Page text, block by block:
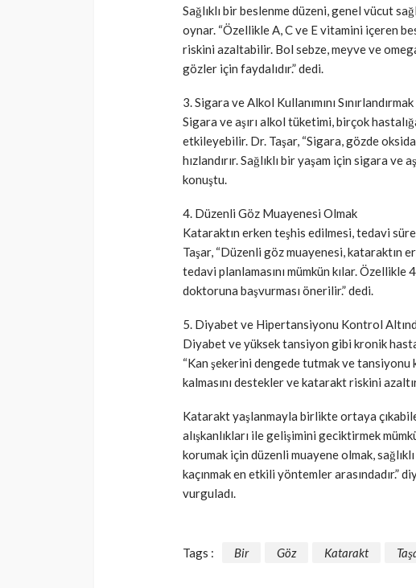
Sağlıklı bir beslenme düzeni, genel vücut
oynar. “Özellikle A, C ve E vitamini içeren
riskini azaltabilir. Bol sebze, meyve ve
gözler için faydalıdır.” dedi.
3. Sigara ve Alkol Kullanımını Sınırlandırmak
Sigara ve aşırı alkol tüketimi, birçok
etkileyebilir. Dr. Taşar, “Sigara, gözde
hızlandırır. Sağlıklı bir yaşam için sigara ve
konuştu.
4. Düzenli Göz Muayenesi Olmak
Kataraktın erken teşhis edilmesi, tedavi
Taşar, “Düzenli göz muayenesi, kataraktın
tedavi planlamasını mümkün kılar.
doktoruna başvurması önerilir.” dedi.
5. Diyabet ve Hipertansiyonu Kontrol
Diyabet ve yüksek tansiyon gibi kronik
“Kan şekerini dengede tutmak ve tansiyonu
kalmasını destekler ve katarakt riskini
Katarakt yaşlanmayla birlikte ortaya
alışkanlıkları ile gelişimini geciktirmek
korumak için düzenli muayene olmak,
kaçınmak en etkili yöntemler arasındadır.”
vurguladı.
Tags : Bir Göz Katarakt